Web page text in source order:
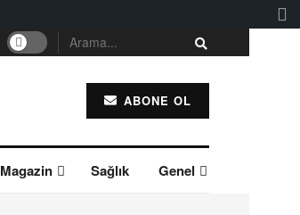
ABONE OL
Magazin Sağlık Genel